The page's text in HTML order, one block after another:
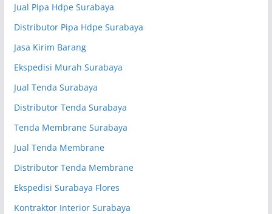
Jual Pipa Hdpe Surabaya
Distributor Pipa Hdpe Surabaya
Jasa Kirim Barang
Ekspedisi Murah Surabaya
Jual Tenda Surabaya
Distributor Tenda Surabaya
Tenda Membrane Surabaya
Jual Tenda Membrane
Distributor Tenda Membrane
Ekspedisi Surabaya Flores
Kontraktor Interior Surabaya